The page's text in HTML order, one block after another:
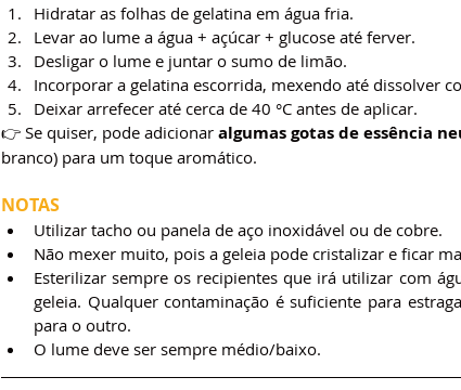
Hidratar as folhas de gelatina em água fria.
Levar ao lume a água + açúcar + glucose até ferver.
Desligar o lume e juntar o sumo de limão.
Incorporar a gelatina escorrida, mexendo até dissolver
Deixar arrefecer até cerca de 40 °C antes de aplicar.
👉 Se quiser, pode adicionar algumas gotas de essência
branco) para um toque aromático.
NOTAS
Utilizar tacho ou panela de aço inoxidável ou de cobre.
Não mexer muito, pois a geleia pode cristalizar e ficar
Esterilizar sempre os recipientes que irá utilizar com
geleia. Qualquer contaminação é suficiente para
para o outro.
O lume deve ser sempre médio/baixo.